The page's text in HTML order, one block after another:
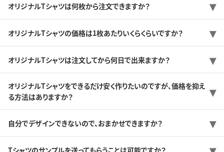
オリジナルTシャツは何枚から注文できますか？
オリジナルTシャツの価格は1枚あたりいくらくらいですか？
オリジナルTシャツは注文してから何日で出来ますか？
オリジナルTシャツをできるだけ安く作りたいのですが、価格を抑え
る方法はありますか？
自分でデザインできないので、おまかせできますか？
Tシャツのサンプルを送ってもらうことは可能ですか？